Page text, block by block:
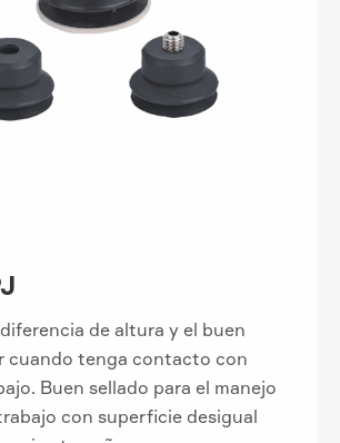
de altura y el buen
cuando tenga contacto con
Buen sellado para el manejo
con superficie desigual